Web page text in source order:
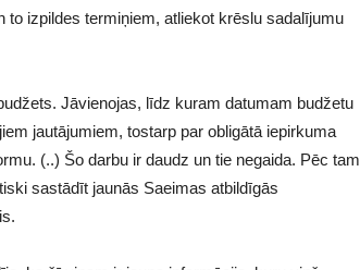
izpildes termiņiem, atliekot krēslu sadalījumu
Jāvienojas, līdz kuram datumam budžetu
jautājumiem, tostarp par obligātā iepirkuma
(..) Šo darbu ir daudz un tie negaida. Pēc tam
sastādīt jaunās Saeimas atbildīgās